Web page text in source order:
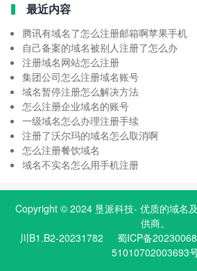
最近内容
腾讯有域名了怎么注册邮箱啊苹果手机
自己备案的域名被别人注册了怎么办
注册域名网站怎么注册
集团公司怎么注册域名账号
域名暂停注册怎么解决方法
怎么注册企业域名的账号
一级域名怎么办理注册手续
注册了沃尔玛的域名怎么取消啊
怎么注册餐饮域名
域名不实名怎么用手机注册
Copyright © 2024 垦派科技- 优质的域名
供商。
川B1.B2-20231782
蜀ICP备
51010702003693